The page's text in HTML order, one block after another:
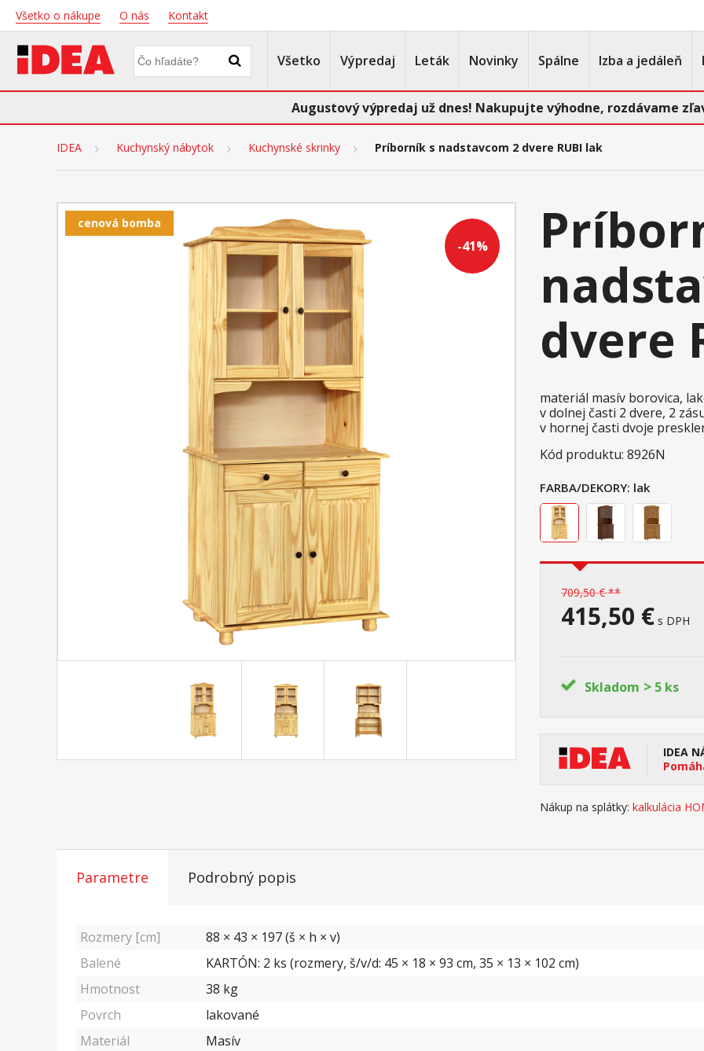
Všetko o nákupe O nás Kontakt
Všetko Výpredaj Leták Novinky Spálne Izba a jedáleň
Augustový výpredaj už dnes! Nakupujte výhodne, rozdávame
IDEA Kuchynský nábytok Kuchynské skrinky Príborník s nadstavcom 2 dvere RUBI lak
-41%
cenová bomba
dvere
materiál masív borovica,
v dolnej časti 2 dvere, 2
v hornej časti dvoje
Kód produktu: 8926N
FARBA/DEKORY: lak
709,50 € **
415,50 € s DPH
Skladom > 5 ks
IDEA
Nákup na splátky: kalkulácia
Parametre Podrobný popis
Rozmery [cm]
88 × 43 × 197 (š × h × v)
Balené
KARTÓN: 2 ks (rozmery, š/v/d: 45 × 18 × 93 cm, 35 × 13 × 102 cm)
Hmotnost
38 kg
Povrch
lakované
Materiál
Masív